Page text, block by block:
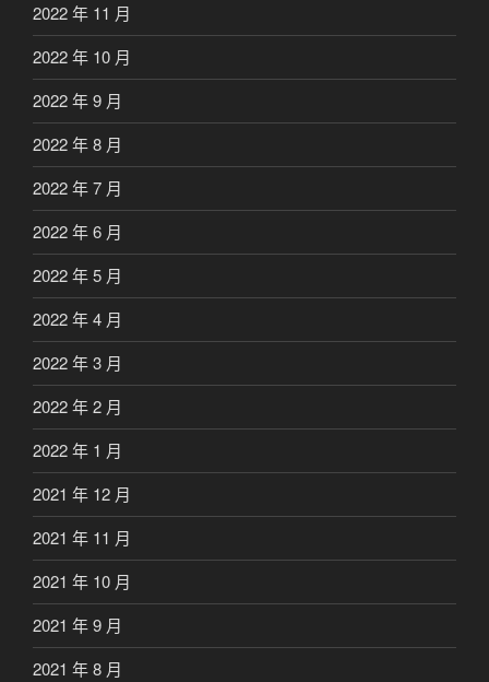
2022 年 11 月
2022 年 10 月
2022 年 9 月
2022 年 8 月
2022 年 7 月
2022 年 6 月
2022 年 5 月
2022 年 4 月
2022 年 3 月
2022 年 2 月
2022 年 1 月
2021 年 12 月
2021 年 11 月
2021 年 10 月
2021 年 9 月
2021 年 8 月